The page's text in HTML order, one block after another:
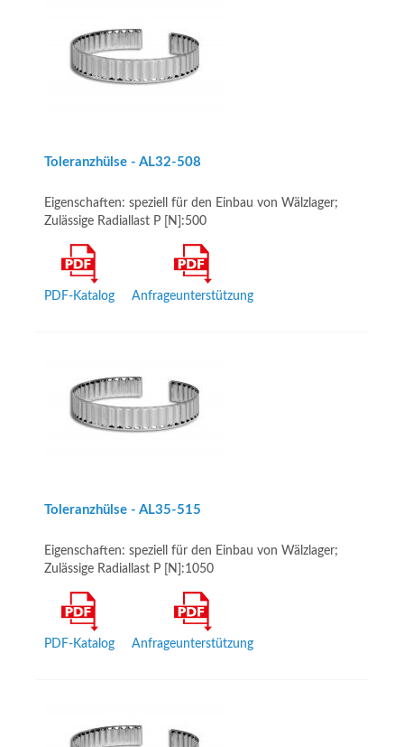
Toleranzhülse - AL32-­508
Eigenschaften: speziell für den Einbau von Wälzlager;
Zulässige Radiallast P [N]:500
PDF-Katalog Anfrageunterstützung
Toleranzhülse - AL35­-515
Eigenschaften: speziell für den Einbau von Wälzlager;
Zulässige Radiallast P [N]:1050
PDF-Katalog Anfrageunterstützung